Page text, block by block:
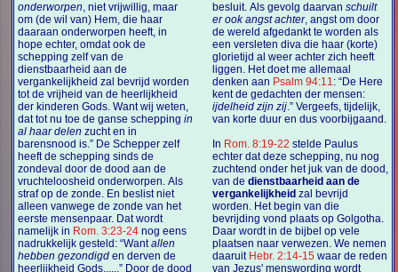
onderworpen , niet vrijwillig, maar
om (de wil van) Hem, die haar
daaraan onderworpen heeft, in
hope echter, omdat ook de
schepping zelf van de
dienstbaarheid aan de
vergankelijkheid zal bevrijd worden
tot de vrijheid van de heerlijkheid
der kinderen Gods. Want wij weten,
dat tot nu toe de ganse scheppingin
al haar delen zucht en in
barensnood is.” De Schepper zelf
heeft de schepping sinds de
zondeval door de dood aan de
vruchteloosheid onderworpen. Als
straf op de zonde. En beslist niet
alleen vanwege de zonde van het
eerste mensenpaar. Dat wordt
namelijk in
Rom. 3:23-24 nog eens
nadrukkelijk gesteld: “Wantallen
hebben gezondigd en derven de
heerlijkheid Gods......” Door de dood
besluit. Als gevolg daarvan schuilt
er ook angst achter, angst om door
de wereld afgedankt te worden als
een versleten diva die haar (korte)
glorietijd al weer achter zich heeft
liggen. Het doet me allemaal
denken aan Psalm 94:11 : “De Here
kent de gedachten der mensen:
ijdelheid zijn zij.” Vergeefs, tijdelijk,
van korte duur en dus voorbijgaand.
In Rom. 8:19-22 stelde Paulus
echter dat deze schepping, nu nog
zuchtend onder het juk van de dood,
van de dienstbaarheid aan de
vergankelijkheidzal bevrijd
worden. Het begin van die
bevrijding vond plaats op Golgotha.
Daar wordt in de bijbel op vele
plaatsen naar verwezen. We nemen
daaruit
Hebr. 2:14-15waar de reden
van Jezus' menswording wordt